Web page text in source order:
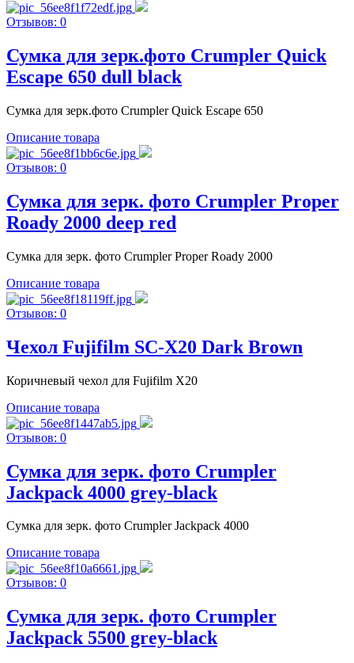
Отзывов: 0
Сумка для зерк.фото Crumpler Quick
Escape 650 dull black
Сумка для зерк.фото Crumpler Quick Escape 650
Описание товара
Отзывов: 0
Сумка для зерк. фото Crumpler Proper
Roady 2000 deep red
Сумка для зерк. фото Crumpler Proper Roady 2000
Описание товара
Отзывов: 0
Чехол Fujifilm SC-X20 Dark Brown
Коричневый чехол для Fujifilm X20
Описание товара
Отзывов: 0
Сумка для зерк. фото Crumpler
Jackpack 4000 grey-black
Сумка для зерк. фото Crumpler Jackpack 4000
Описание товара
Отзывов: 0
Сумка для зерк. фото Crumpler
Jackpack 5500 grey-black